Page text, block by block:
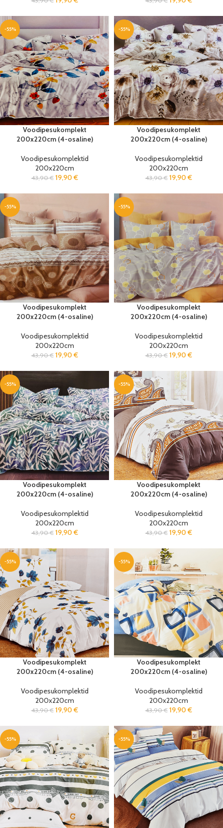
-55%
Voodipesukomplekt
200x220cm (4-osaline)
Voodipesukomplektid
200x220cm
43,90€ 19,90 €
-55%
Voodipesukomplekt
200x220cm (4-osaline)
Voodipesukomplektid
200x220cm
43,90€ 19,90 €
-55%
Voodipesukomplekt
200x220cm (4-osaline)
Voodipesukomplektid
200x220cm
43,90€ 19,90 €
-55%
Voodipesukomplekt
200x220cm (4-osaline)
Voodipesukomplektid
200x220cm
43,90€ 19,90 €
-55%
Voodipesukomplekt
200x220cm (4-osaline)
Voodipesukomplektid
200x220cm
43,90€ 19,90 €
-55%
Voodipesukomplekt
200x220cm (4-osaline)
Voodipesukomplektid
200x220cm
43,90€ 19,90 €
-55%
Voodipesukomplekt
200x220cm (4-osaline)
Voodipesukomplektid
200x220cm
43,90€ 19,90 €
-55%
Voodipesukomplekt
200x220cm (4-osaline)
Voodipesukomplektid
200x220cm
43,90€ 19,90 €
-55% -55%